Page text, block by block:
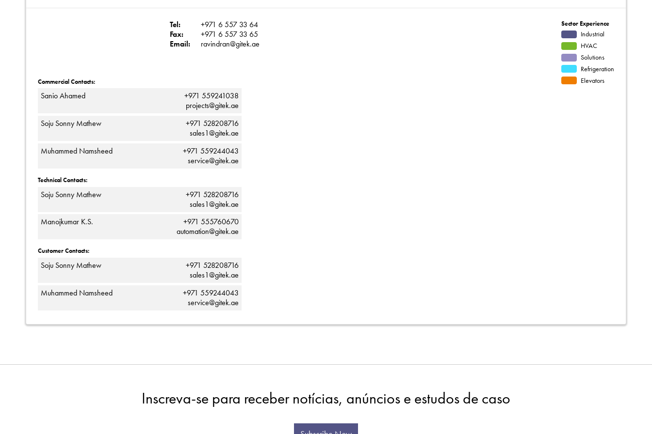
Tel:
+971 6 557 33 64
Fax:
+971 6 557 33 65
Email:
ravindran@gitek.ae
Commercial Contacts:
Sanio Ahamed
+971 559241038
projects@gitek.ae
Soju Sonny Mathew
+971 528208716
sales1@gitek.ae
Muhammed Namsheed
+971 559244043
service@gitek.ae
Technical Contacts:
Soju Sonny Mathew
+971 528208716
sales1@gitek.ae
Manojkumar K.S.
+971 555760670
automation@gitek.ae
Customer Contacts:
Soju Sonny Mathew
+971 528208716
sales1@gitek.ae
Muhammed Namsheed
+971 559244043
service@gitek.ae
Sector Experience
Industrial
HVAC
Solutions
Refrigeration
Elevators
Inscreva-se para receber notícias, anúncios e estudos de caso